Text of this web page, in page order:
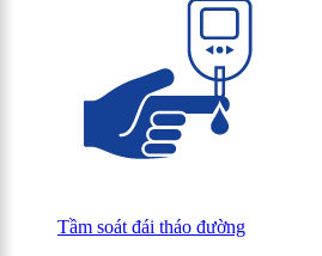
Tầm soát đái tháo đường